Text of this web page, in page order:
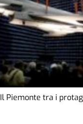
Il Piemonte tra i